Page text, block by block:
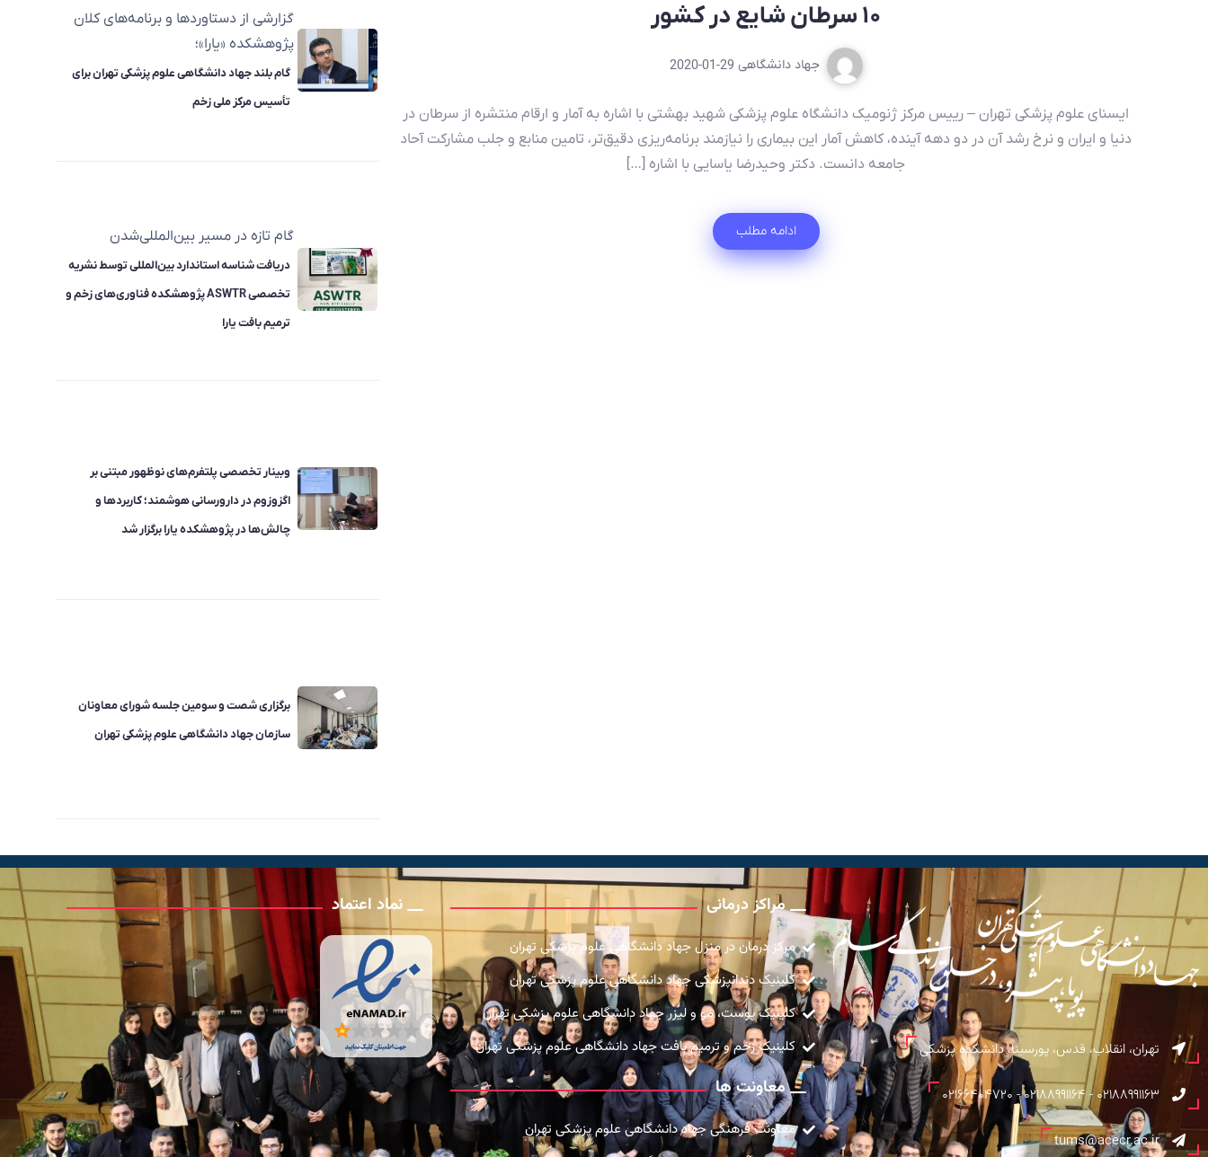
۱۰ سرطان شایع در کشور
جهاد دانشگاهی 2020-01-29
ایسنای علوم پزشکی تهران – رییس مرکز ژنومیک دانشگاه علوم پزشکی شهید بهشتی با اشاره به آمار و ارقام منتشره از سرطان در
دنیا و ایران و نرخ رشد آن در دو دهه آینده، کاهش آمار این بیماری را نیازمند برنامه‌­ریزی دقیق‌تر، تامین منابع و جلب مشارکت آحاد
جامعه دانست. دکتر وحیدرضا یاسایی با اشاره […]
ادامه مطلب
گزارشی از دستاوردها و برنامه‌های کلان
پژوهشکده «یارا»؛
گام بلند جهاد دانشگاهی علوم پزشکی تهران برای
تأسیس مرکز ملی زخم
گام تازه در مسیر بین‌المللی‌شدن
دریافت شناسه استاندارد بین‌المللی توسط نشریه
تخصصی ASWTR پژوهشکده فناوری‌های زخم و
ترمیم بافت یارا
وبینار تخصصی پلتفرم‌های نوظهور مبتنی بر
اگزوزوم در دارورسانی هوشمند؛ کاربردها و
چالش‌ها در پژوهشکده یارا برگزار شد
برگزاری شصت و سومین جلسه شورای معاونان
سازمان جهاد دانشگاهی علوم پزشکی تهران
تهران، انقلاب، قدس، پورسینا، دانشکده پزشکی
tums@acecr.ac.ir
مراکز درمانی
مرکز درمان در منزل جهاد دانشگاهی علوم پزشکی تهران
کلینیک دندانپزشکی جهاد دانشگاهی علوم پزشکی تهران
کلینیک پوست، مو و لیزر جهاد دانشگاهی علوم پزشکی تهران
کلینیک زخم و ترمیم بافت جهاد دانشگاهی علوم پزشکی تهران
معاونت ها
معاونت فرهنگی جهاد دانشگاهی علوم پزشکی تهران
نماد اعتماد